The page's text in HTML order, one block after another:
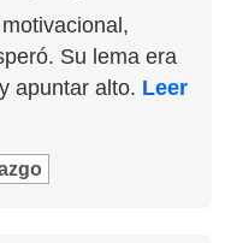
Su lema era
apuntar alto. Leer